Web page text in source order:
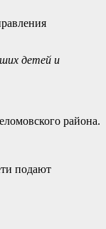
детей и
района.
подают